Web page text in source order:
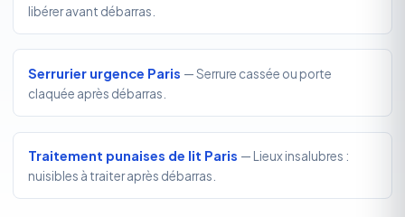
libérer avant débarras.
Serrurier urgence Paris — Serrure cassée ou porte
claquée après débarras.
Traitement punaises de lit Paris — Lieux insalubres :
nuisibles à traiter après débarras.